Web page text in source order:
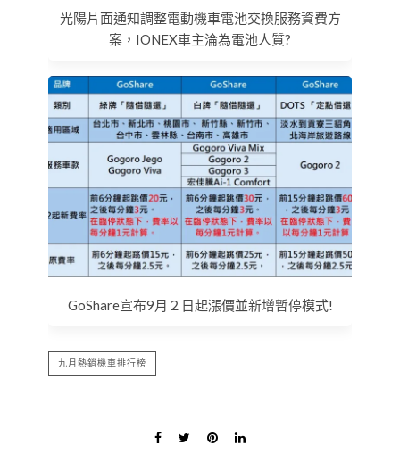
光陽片面通知調整電動機車電池交換服務資費方
案，IONEX車主淪為電池人質?
GoShare宣布9月２日起漲價並新增暫停模式!
九月熱銷機車排行榜